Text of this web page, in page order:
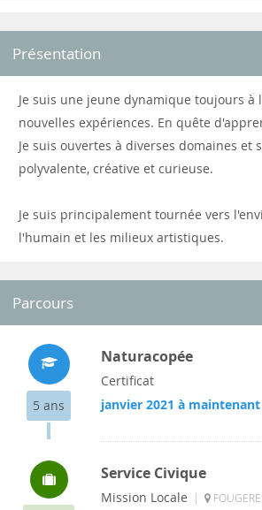
Présentation
Je suis une jeune dynamique toujours à
nouvelles expériences. En quête
Je suis ouvertes à diverses domaines et
polyvalente, créative et curieuse.
Je suis principalement tournée vers
l'humain et les milieux artistiques.
Parcours
5 ans
Naturacopée
Certificat
janvier 2021 à maintenant
Service Civique
Mission Locale |